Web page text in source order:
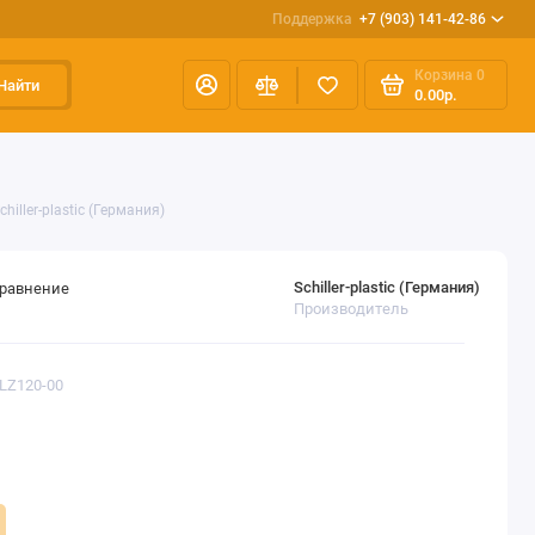
Поддержка +7 (903) 141-42-86
Корзина 0
0.00р.
plastic (Германия)
00
Schiller-plastic (Германия)
Производитель